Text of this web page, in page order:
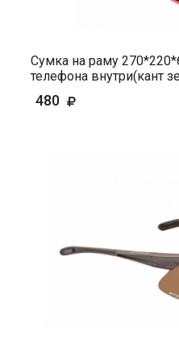
Сумка на раму
телефона внутри(кант
480